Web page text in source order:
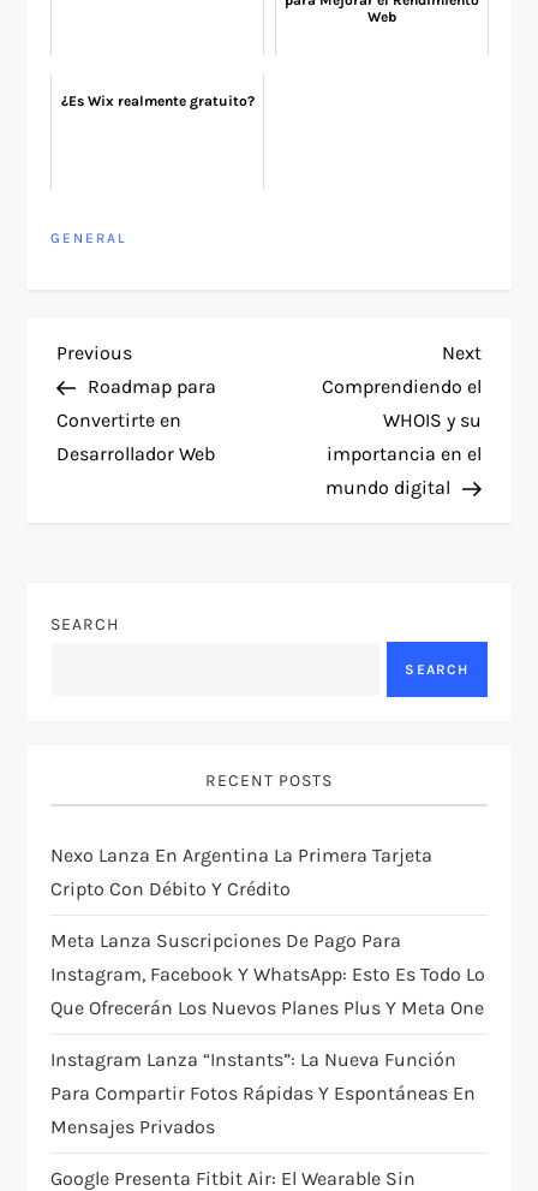
Web
¿Es Wix realmente gratuito?
GENERAL
P
o
s
a
g
a
t
i
o
n
Previous
Post
Previous
Roadmap para
Convertirte en
Desarrollador Web
Next
Post
Next
Comprendiendo el
WHOIS y su
importancia en el
mundo digital
SEARCH
SEARCH
RECENT POSTS
Nexo Lanza En Argentina La Primera Tarjeta
Cripto Con Débito Y Crédito
Meta Lanza Suscripciones De Pago Para
Instagram, Facebook Y WhatsApp: Esto Es Todo Lo
Que Ofrecerán Los Nuevos Planes Plus Y Meta One
Instagram Lanza “Instants”: La Nueva Función
Para Compartir Fotos Rápidas Y Espontáneas En
Mensajes Privados
Google Presenta Fitbit Air: El Wearable Sin